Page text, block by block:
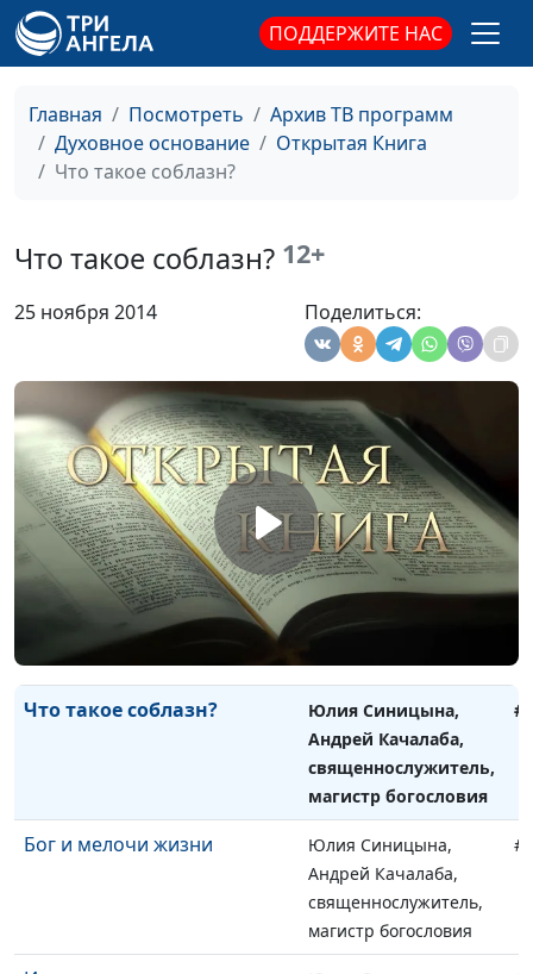
ПОДДЕРЖИТЕ НАС
Главная Посмотреть
Архив ТВ программ
Духовное основание
Открытая Книга
Что такое соблазн?
Что такое соблазн? 12+
25 ноября 2014 Поделиться:
священнослужитель
Иоанн Креститель
Юлия Синицына,
священнослужитель
Практическое благочестие
магистр богословия
Семейное счастье
Юлия Синицына,
Андрей Качалаба,
священнослужитель,
Паломничество
Юлия Синицына,
Андрей Качалаба,
священнослужитель,
магистр богословия
Месть
Юлия Синицына,
Андрей Качалаба,
священнослужитель,
магистр богословия
Что такое соблазн?
Юлия Синицына,
Андрей Качалаба,
священнослужитель,
магистр богословия
Бог и мелочи жизни
Юлия Синицына,
Андрей Качалаба,
священнослужитель,
магистр богословия